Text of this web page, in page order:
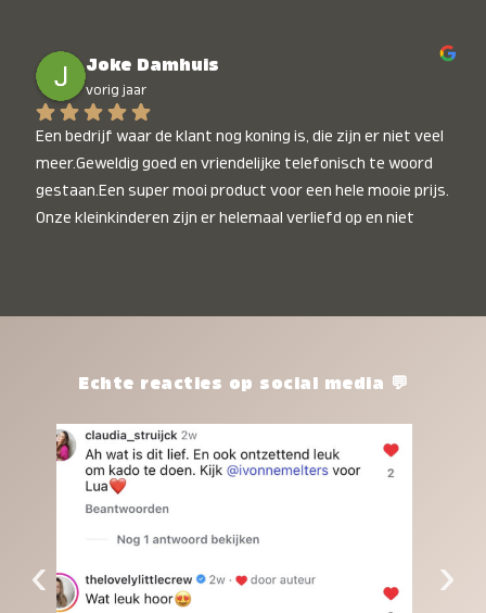
Joke Damhuis
vorig jaar
Een bedrijf waar de klant nog koning is, die zijn er niet veel
meer.Geweldig goed en vriendelijke telefonisch te woord
gestaan.Een super mooi product voor een hele mooie prijs.
Onze kleinkinderen zijn er helemaal verliefd op en niet
het waard.Echte reacties op social media 💬
‹ ›